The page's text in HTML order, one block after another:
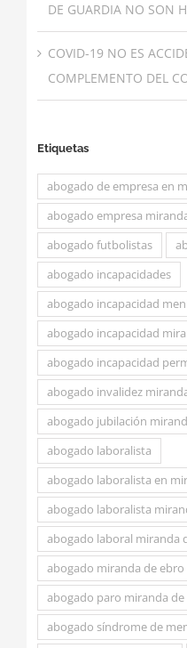
DE GUARDIA NO SON
COVID-19 NO ES
COMPLEMENTO DEL
Etiquetas
abogado de empresa en
abogado empresa
abogado futbolistas
abogado incapacidades
abogado incapacidad
abogado incapacidad
abogado incapacidad
abogado invalidez
abogado jubilación
abogado laboralista
abogado laboralista en
abogado laboralista
abogado laboral miranda
abogado miranda de ebro
abogado paro miranda de
abogado síndrome de